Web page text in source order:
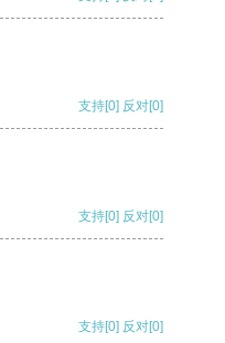
支持[0] 反对[0]
支持[0] 反对[0]
支持[0] 反对[0]